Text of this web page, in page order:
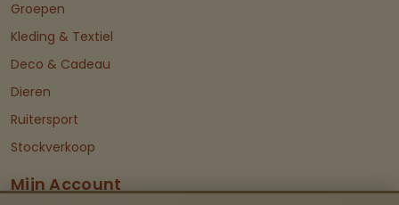
Groepen
Kleding & Textiel
Deco & Cadeau
Dieren
Ruitersport
Stockverkoop
Mijn Account